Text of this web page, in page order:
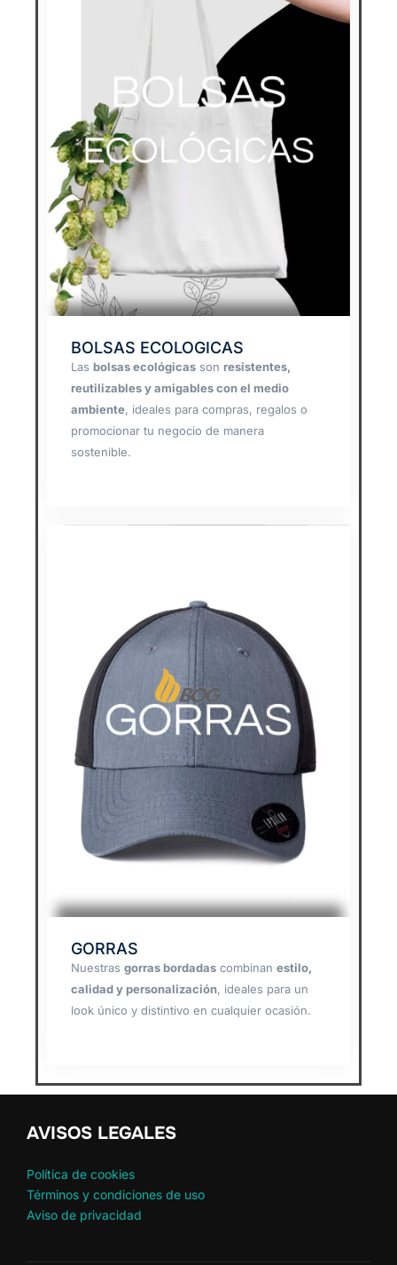
BOLSAS ECOLOGICAS
Las bolsas ecológicas son resistentes,
reutilizables y amigables con el medio
ambiente, ideales para compras, regalos o
promocionar tu negocio de manera
sostenible.
GORRAS
Nuestras gorras bordadas combinan estilo,
calidad y personalización, ideales para un
look único y distintivo en cualquier ocasión.
AVISOS LEGALES
Política de cookies
Términos y condiciones de uso
Aviso de privacidad